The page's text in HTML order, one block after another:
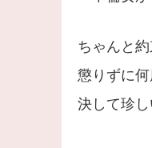
ちゃんと
懲りずに
決して珍